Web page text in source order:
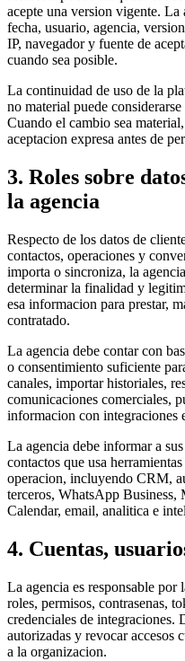
acepte una version vigente. La
fecha, usuario, agencia,
IP, navegador y fuente de
cuando sea posible.
La continuidad de uso de la
no material puede
Cuando el cambio sea
aceptacion expresa antes de
3. Roles sobre
la agencia
Respecto de los datos de
contactos, operaciones y
importa o sincroniza, la
determinar la finalidad y
esa informacion para prestar,
contratado.
La agencia debe contar con
o consentimiento suficiente
canales, importar historiales,
comunicaciones comerciales,
informacion con integraciones
La agencia debe informar a
contactos que usa
operacion, incluyendo CRM,
terceros, WhatsApp
Calendar, email, analitica e
4. Cuentas,
La agencia es responsable por
roles, permisos, contrasenas,
credenciales de integraciones.
autorizadas y revocar accesos
a la organizacion.